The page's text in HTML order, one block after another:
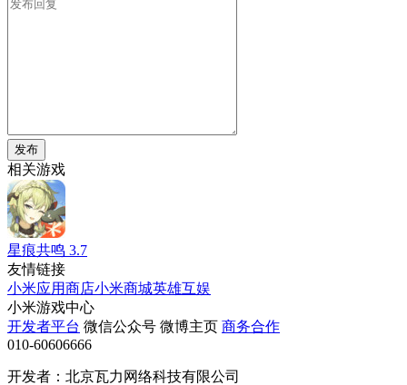
发布
相关游戏
星痕共鸣 3.7
友情链接
小米应用商店小米商城英雄互娱
小米游戏中心
开发者平台 微信公众号 微博主页 商务合作
010-60606666
开发者：北京瓦力网络科技有限公司